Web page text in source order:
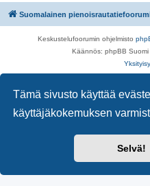
Tämä sivusto käyttää
käyttäjäkokemuksen
Selvä!
Suomalainen
Keskustelufoorumin ohjelmisto
Käännös: phpBB